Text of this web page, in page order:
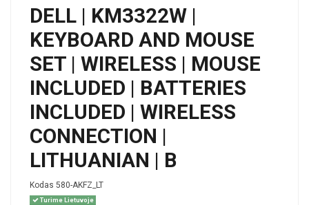
DELL | KM3322W |
KEYBOARD AND MOUSE
SET | WIRELESS | MOUSE
INCLUDED | BATTERIES
INCLUDED | WIRELESS
CONNECTION |
LITHUANIAN | B
Kodas 580-AKFZ_LT
Turime Lietuvoje